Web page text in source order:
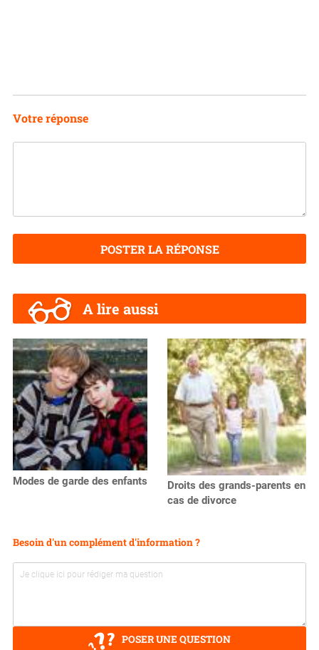
Votre réponse
POSTER LA RÉPONSE
A lire aussi
Modes de garde des enfants
Droits des grands-parents en
cas de divorce
Besoin d'un complément d'information ?
POSER UNE QUESTION